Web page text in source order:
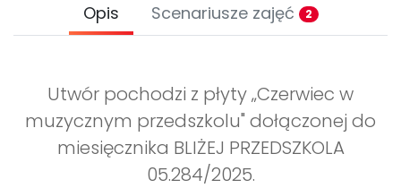
Opis Scenariusze zajęć 2
Utwór pochodzi z płyty „Czerwiec w
muzycznym przedszkolu" dołączonej do
miesięcznika BLIŻEJ PRZEDSZKOLA
05.284/2025.